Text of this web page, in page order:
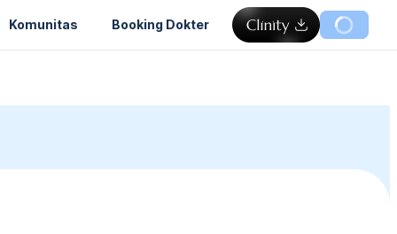
Komunitas Booking Dokter